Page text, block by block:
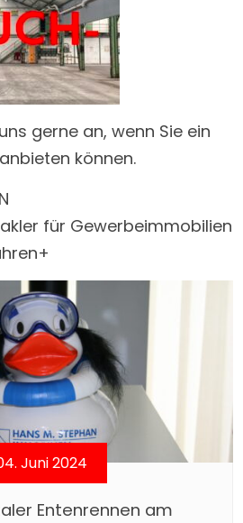
gerne an, wenn Sie ein
können.
für Gewerbeimmobilien
Juni 2024
Entenrennen am